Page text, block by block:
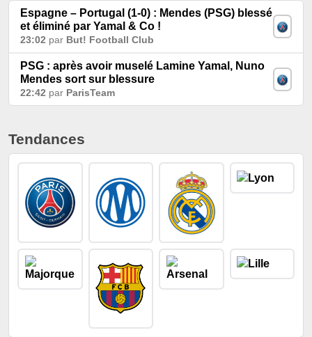
Espagne – Portugal (1-0) : Mendes (PSG) blessé
et éliminé par Yamal & Co !
23:02 par But! Football Club
PSG : après avoir muselé Lamine Yamal, Nuno
Mendes sort sur blessure
22:42 par ParisTeam
Tendances